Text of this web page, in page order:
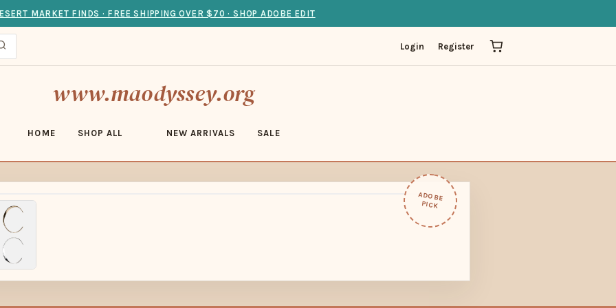
MARKET FINDS · FREE SHIPPING OVER $70 · SHOP ADOBE EDIT
Login Register
www.maodyssey.org
HOME SHOP ALL NEW ARRIVALS SALE
ADOBE
PICK